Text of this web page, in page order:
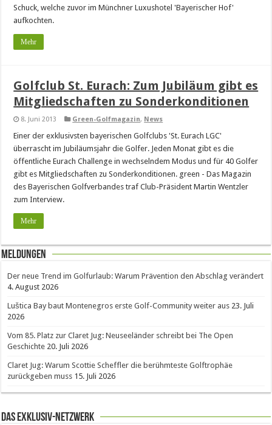
Schuck, welche zuvor im Münchner Luxushotel 'Bayerischer Hof'
aufkochten.
Mehr
Golfclub St. Eurach: Zum Jubiläum gibt es
Mitgliedschaften zu Sonderkonditionen
8. Juni 2013 Green-Golfmagazin, News
Einer der exklusivsten bayerischen Golfclubs 'St. Eurach LGC'
überrascht im Jubiläumsjahr die Golfer. Jeden Monat gibt es die
öffentliche Eurach Challenge in wechselndem Modus und für 40 Golfer
gibt es Mitgliedschaften zu Sonderkonditionen. green - Das Magazin
des Bayerischen Golfverbandes traf Club-Präsident Martin Wentzler
zum Interview.
Mehr
Meldungen
Der neue Trend im Golfurlaub: Warum Prävention den Abschlag verändert
4. August 2026
Luštica Bay baut Montenegros erste Golf-Community weiter aus 23. Juli
2026
Vom 85. Platz zur Claret Jug: Neuseeländer schreibt bei The Open
Geschichte 20. Juli 2026
Claret Jug: Warum Scottie Scheffler die berühmteste Golftrophäe
zurückgeben muss 15. Juli 2026
Das Exklusiv-Netzwerk